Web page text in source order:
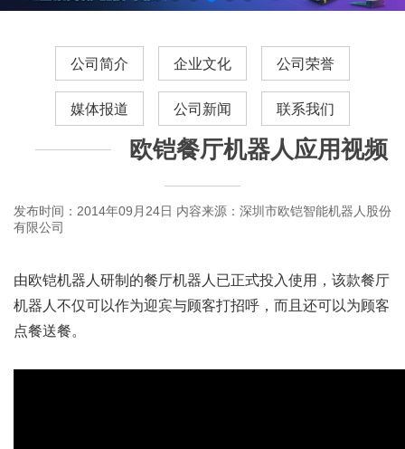
公司简介 企业文化 公司荣誉
媒体报道 公司新闻 联系我们
欧铠餐厅机器人应用视频
发布时间：2014年09月24日 内容来源：深圳市欧铠智能机器人股份
有限公司
由欧铠机器人研制的餐厅机器人已正式投入使用，该款餐厅
机器人不仅可以作为迎宾与顾客打招呼，而且还可以为顾客
点餐送餐。